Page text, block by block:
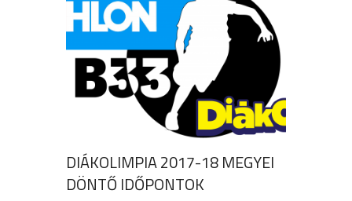
DIÁKOLIMPIA 2017-18 MEGYEI
DÖNTŐ IDŐPONTOK